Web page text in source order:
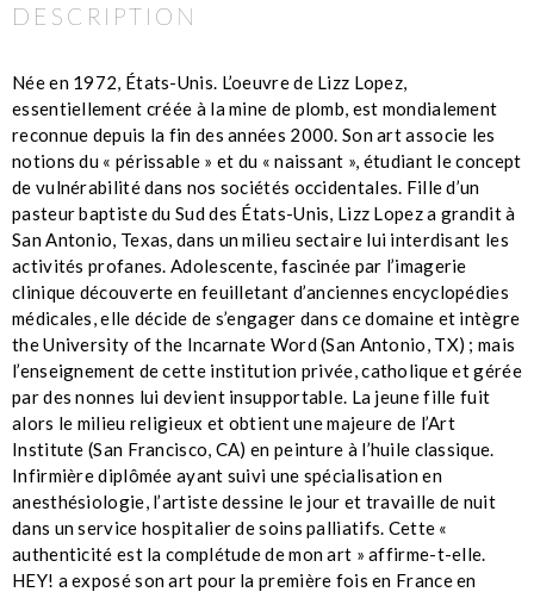
DESCRIPTION
Née en 1972, États-Unis. L’oeuvre de Lizz Lopez,
essentiellement créée à la mine de plomb, est mondialement
reconnue depuis la fin des années 2000. Son art associe les
notions du « périssable » et du « naissant », étudiant le concept
de vulnérabilité dans nos sociétés occidentales. Fille d’un
pasteur baptiste du Sud des États-Unis, Lizz Lopez a grandit à
San Antonio, Texas, dans un milieu sectaire lui interdisant les
activités profanes. Adolescente, fascinée par l’imagerie
clinique découverte en feuilletant d’anciennes encyclopédies
médicales, elle décide de s’engager dans ce domaine et intègre
the University of the Incarnate Word (San Antonio, TX) ; mais
l’enseignement de cette institution privée, catholique et gérée
par des nonnes lui devient insupportable. La jeune fille fuit
alors le milieu religieux et obtient une majeure de l’Art
Institute (San Francisco, CA) en peinture à l’huile classique.
Infirmière diplômée ayant suivi une spécialisation en
anesthésiologie, l’artiste dessine le jour et travaille de nuit
dans un service hospitalier de soins palliatifs. Cette «
authenticité est la complétude de mon art » affirme-t-elle.
HEY! a exposé son art pour la première fois en France en